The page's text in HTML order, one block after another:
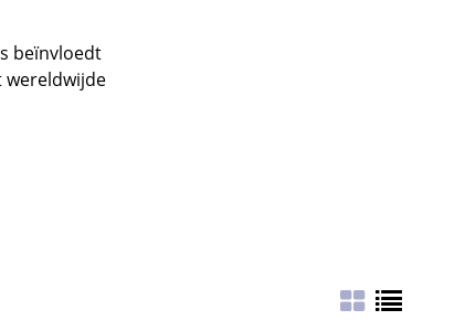
beïnvloedt
wereldwijde